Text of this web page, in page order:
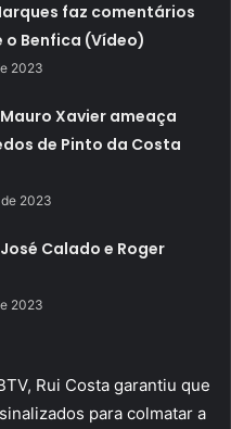
faz comentários
o Benfica (Vídeo)
2023
Xavier ameaça
de Pinto da Costa
2023
Calado e Roger
2023
Rui Costa garantiu que
para colmatar a